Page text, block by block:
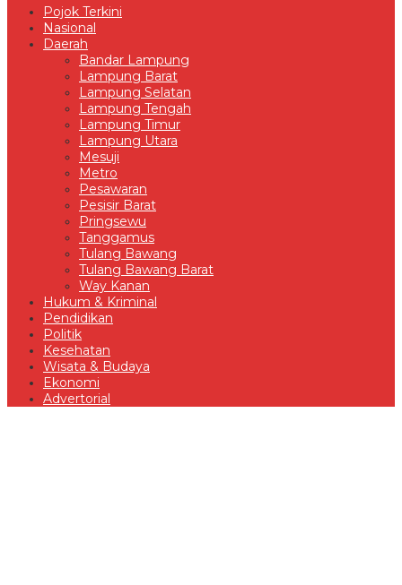
Pojok Terkini
Nasional
Daerah
Bandar Lampung
Lampung Barat
Lampung Selatan
Lampung Tengah
Lampung Timur
Lampung Utara
Mesuji
Metro
Pesawaran
Pesisir Barat
Pringsewu
Tanggamus
Tulang Bawang
Tulang Bawang Barat
Way Kanan
Hukum & Kriminal
Pendidikan
Politik
Kesehatan
Wisata & Budaya
Ekonomi
Advertorial